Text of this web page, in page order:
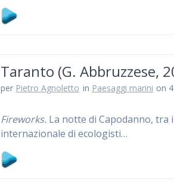
Taranto (G. Abbruzzese,
per Pietro Agnoletto in Paesaggi marini on
Fireworks. La notte di Capodanno, tra
internazionale di ecologisti…